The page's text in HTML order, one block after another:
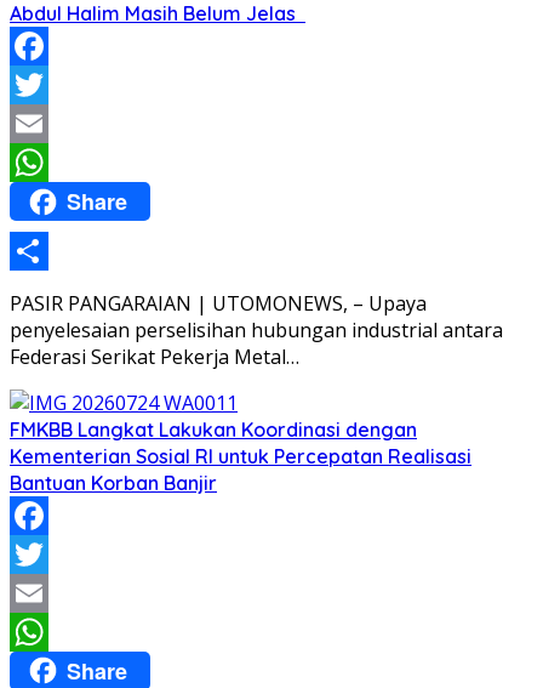
Abdul Halim Masih Belum Jelas
Facebook
Twitter
Email
WhatsApp
Share
Share
PASIR PANGARAIAN | UTOMONEWS, – Upaya
penyelesaian perselisihan hubungan industrial antara
Federasi Serikat Pekerja Metal…
FMKBB Langkat Lakukan Koordinasi dengan
Kementerian Sosial RI untuk Percepatan Realisasi
Bantuan Korban Banjir
Facebook
Twitter
Email
WhatsApp
Share